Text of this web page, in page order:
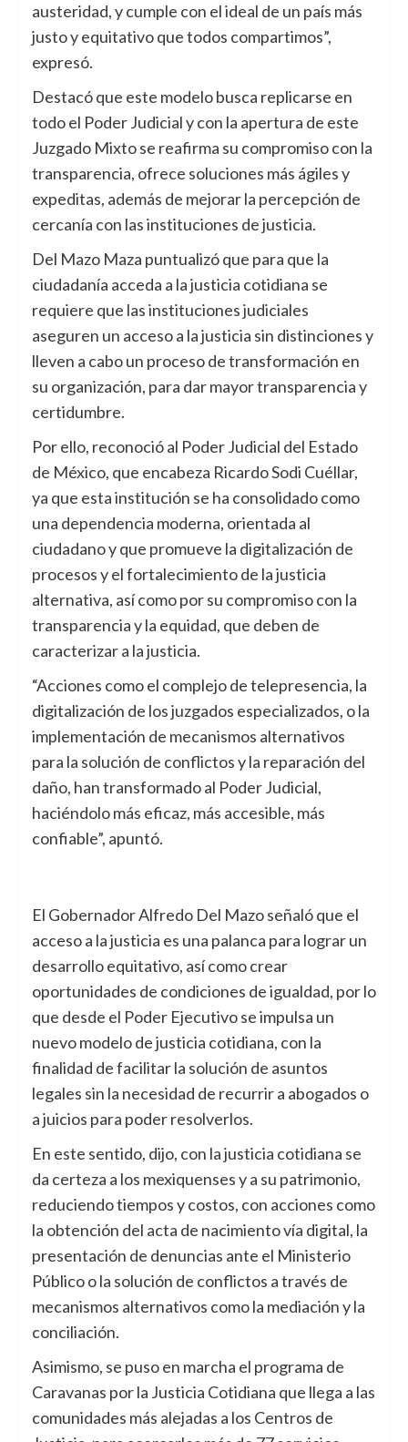
austeridad, y cumple con el ideal de un país más
justo y equitativo que todos compartimos”,
expresó.
Destacó que este modelo busca replicarse en
todo el Poder Judicial y con la apertura de este
Juzgado Mixto se reafirma su compromiso con la
transparencia, ofrece soluciones más ágiles y
expeditas, además de mejorar la percepción de
cercanía con las instituciones de justicia.
Del Mazo Maza puntualizó que para que la
ciudadanía acceda a la justicia cotidiana se
requiere que las instituciones judiciales
aseguren un acceso a la justicia sin distinciones y
lleven a cabo un proceso de transformación en
su organización, para dar mayor transparencia y
certidumbre.
Por ello, reconoció al Poder Judicial del Estado
de México, que encabeza Ricardo Sodi Cuéllar,
ya que esta institución se ha consolidado como
una dependencia moderna, orientada al
ciudadano y que promueve la digitalización de
procesos y el fortalecimiento de la justicia
alternativa, así como por su compromiso con la
transparencia y la equidad, que deben de
caracterizar a la justicia.
“Acciones como el complejo de telepresencia, la
digitalización de los juzgados especializados, o la
implementación de mecanismos alternativos
para la solución de conflictos y la reparación del
daño, han transformado al Poder Judicial,
haciéndolo más eficaz, más accesible, más
confiable”, apuntó.
El Gobernador Alfredo Del Mazo señaló que el
acceso a la justicia es una palanca para lograr un
desarrollo equitativo, así como crear
oportunidades de condiciones de igualdad, por lo
que desde el Poder Ejecutivo se impulsa un
nuevo modelo de justicia cotidiana, con la
finalidad de facilitar la solución de asuntos
legales sin la necesidad de recurrir a abogados o
a juicios para poder resolverlos.
En este sentido, dijo, con la justicia cotidiana se
da certeza a los mexiquenses y a su patrimonio,
reduciendo tiempos y costos, con acciones como
la obtención del acta de nacimiento vía digital, la
presentación de denuncias ante el Ministerio
Público o la solución de conflictos a través de
mecanismos alternativos como la mediación y la
conciliación.
Asimismo, se puso en marcha el programa de
Caravanas por la Justicia Cotidiana que llega a las
comunidades más alejadas a los Centros de